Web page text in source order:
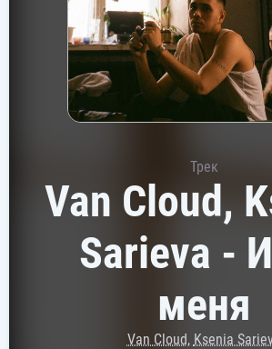
Трек
Van Cloud,
Sarieva -
меня
Van Cloud, Ksenia